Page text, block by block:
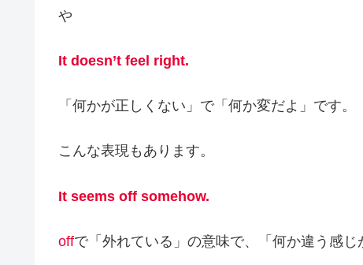
や
It doesn’t feel right.
「何かが正しくない」で「何か変だよ」です。
こんな表現もあります。
It seems off somehow.
offで「外れている」の意味で、「何か違う感